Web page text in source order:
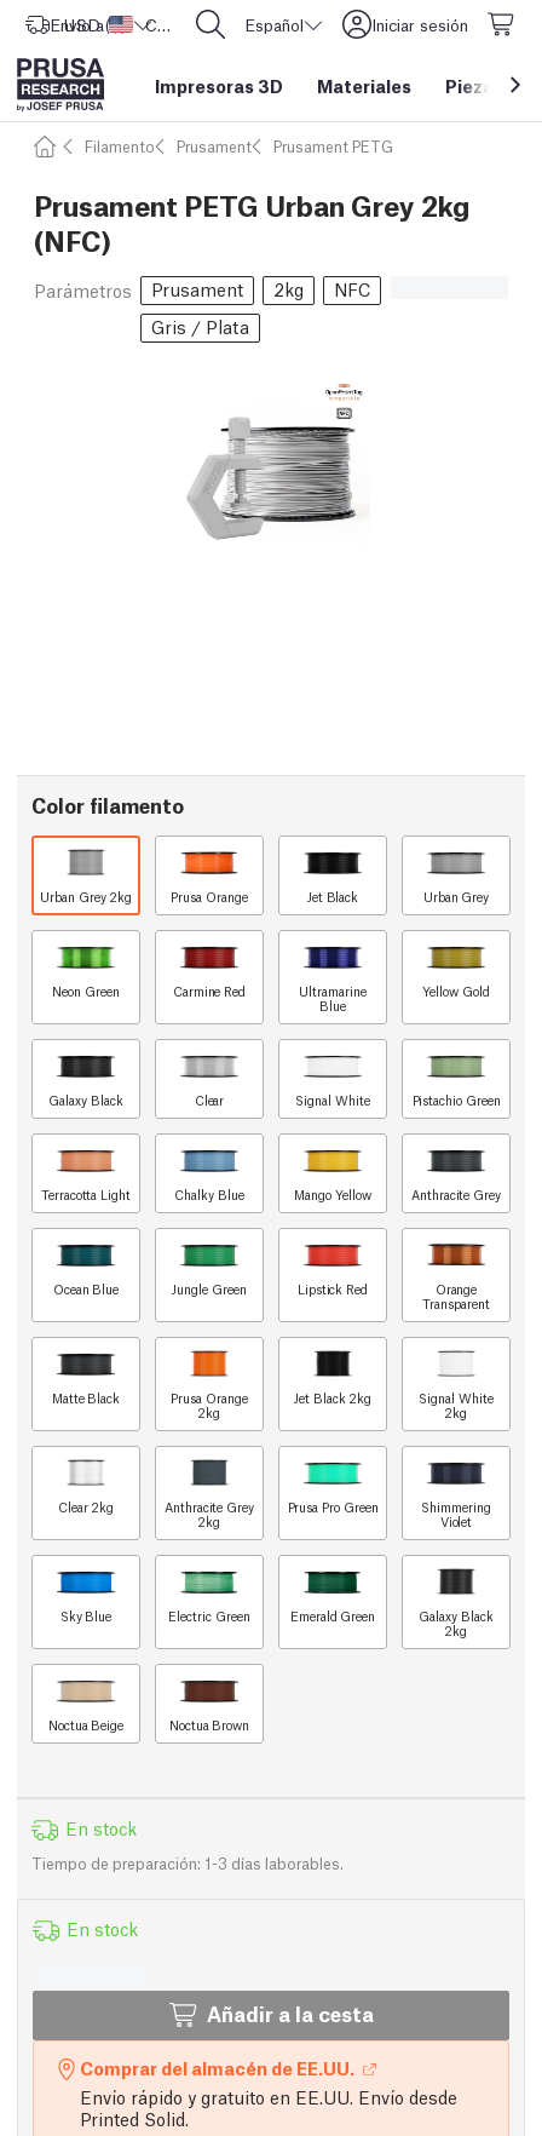
Envío a Estados Unidos
USD ($) CORE One L: ¡Ya disponible! Español Iniciar sesión
Impresoras 3D Materiales Piezas y
Filamento Prusament Prusament PETG
Prusament PETG Urban Grey 2kg
(NFC)
Parámetros Prusament 2kg
NFC
Gris / Plata
Color filamento
Urban Grey 2kg Prusa Orange Jet Black Urban Grey
Neon Green Carmine Red
Ultramarine
Blue
Yellow Gold
Galaxy Black Clear Signal White Pistachio Green
Terracotta Light Chalky Blue Mango Yellow Anthracite Grey
Ocean Blue Jungle Green Lipstick Red
Orange
Transparent
Matte Black
Prusa Orange
2kg
Jet Black 2kg
Signal White
2kg
Clear 2kg
Anthracite Grey
2kg
Prusa Pro Green
Shimmering
Violet
Sky Blue Electric Green Emerald Green
Galaxy Black
2kg
Noctua Beige Noctua Brown
En stock
Tiempo de preparación: 1-3 días laborables.
En stock
Añadir a la cesta
Comprar del almacén de EE.UU.
Envío rápido y gratuito en EE.UU. Envío desde
Printed Solid.